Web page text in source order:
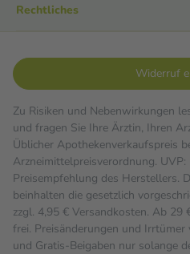
Rechtliches
Widerruf
Zu Risiken und Nebenwirkungen
und fragen Sie Ihre Ärztin, Ihren
Üblicher Apothekenverkaufspreis
Arzneimittelpreisverordnung. UVP:
Preisempfehlung des Herstellers.
beinhalten die gesetzlich
zzgl. 4,95 € Versandkosten. Ab
frei. Preisänderungen und
und Gratis-Beigaben nur solange